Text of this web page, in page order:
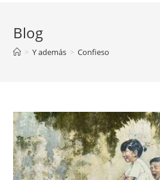
Blog
> Y además > Confieso